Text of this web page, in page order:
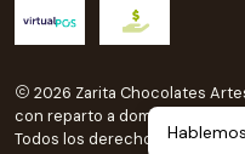
2026 Zarita Chocolates
con reparto a domicilio .
Todos los derechos